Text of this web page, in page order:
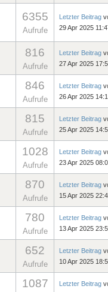
6355
Aufrufe
Letzter Beitrag
29 Apr 2025
816
Aufrufe
Letzter Beitrag
27 Apr 2025
846
Aufrufe
Letzter Beitrag
26 Apr 2025
815
Aufrufe
Letzter Beitrag
25 Apr 2025
1028
Aufrufe
Letzter Beitrag
23 Apr 2025
870
Aufrufe
Letzter Beitrag
15 Apr 2025
780
Aufrufe
Letzter Beitrag
13 Apr 2025
652
Aufrufe
Letzter Beitrag
10 Apr 2025
1087 Letzter Beitrag